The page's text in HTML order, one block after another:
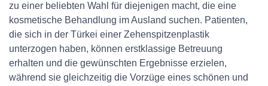
zu einer beliebten Wahl für diejenigen macht, die eine
kosmetische Behandlung im Ausland suchen. Patienten,
die sich in der Türkei einer Zehenspitzenplastik
unterzogen haben, können erstklassige Betreuung
erhalten und die gewünschten Ergebnisse erzielen,
während sie gleichzeitig die Vorzüge eines schönen und